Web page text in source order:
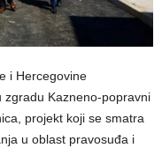
i Hercegovine
zgradu Kazneno-popravni
projekt koji se smatra
u oblast pravosuđa i